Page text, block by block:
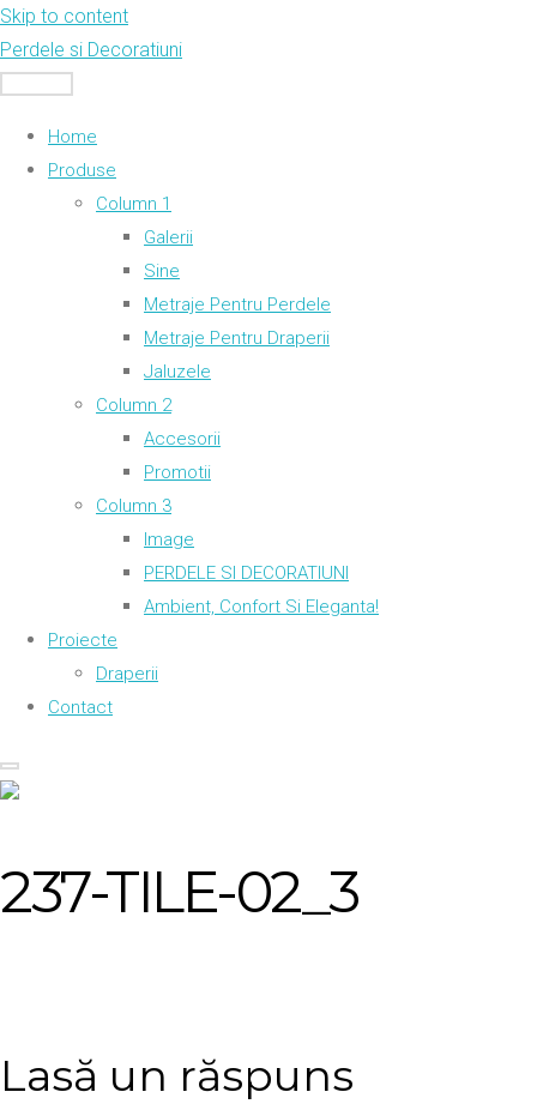
Skip to content
Perdele si Decoratiuni
Home
Produse
Column 1
Galerii
Sine
Metraje Pentru Perdele
Metraje Pentru Draperii
Jaluzele
Column 2
Accesorii
Promotii
Column 3
Image
PERDELE SI DECORATIUNI
Ambient, Confort Si Eleganta!
Proiecte
Draperii
Contact
237-TILE-02_3
Lasă un răspuns